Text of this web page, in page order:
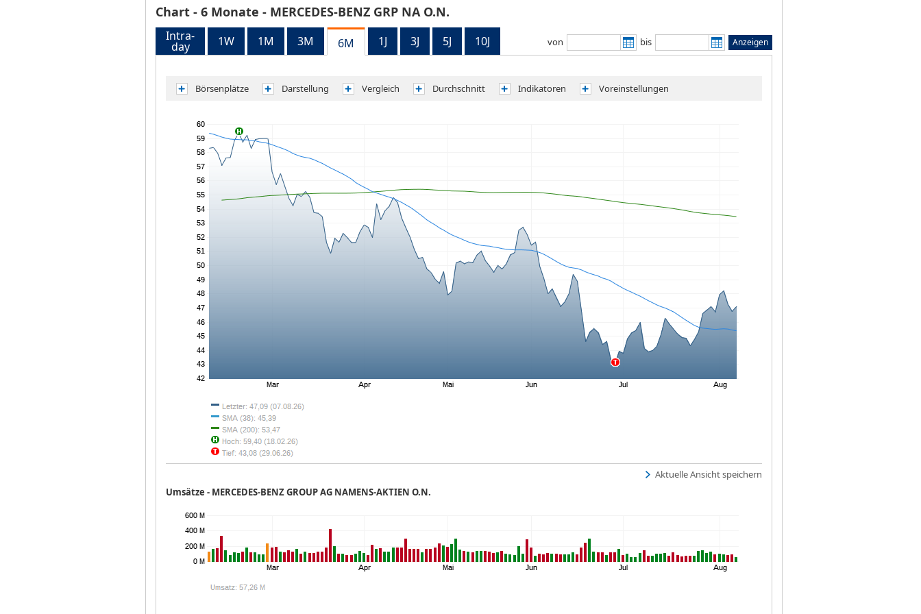
Chart - 6 Monate - MERCEDES-BENZ GRP NA O.N.
von bis Anzeigen
Intra-
day 1W 1M 3M 6M 1J 3J 5J 10J
Börsenplätze Darstellung Vergleich Durchschnitt Indikatoren Voreinstellungen
Aktuelle Ansicht speichern
Umsätze - MERCEDES-BENZ GROUP AG NAMENS-AKTIEN O.N.